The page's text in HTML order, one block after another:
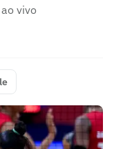
vivo